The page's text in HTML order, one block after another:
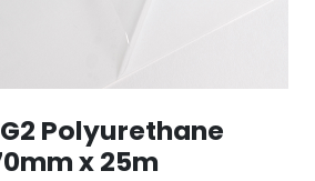
Polyurethane
x 25m